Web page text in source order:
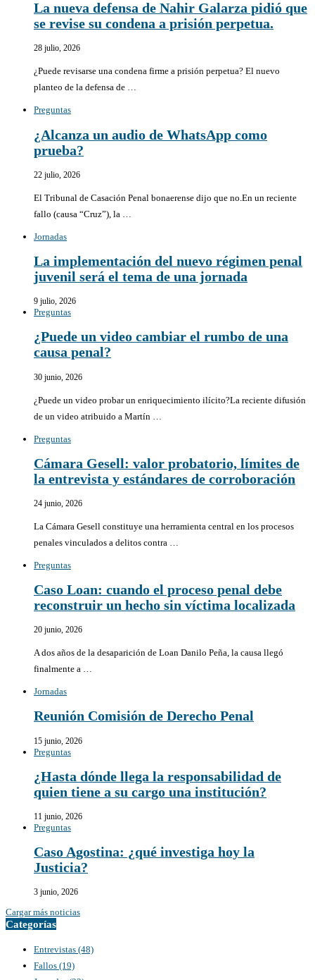
La nueva defensa de Nahir Galarza pidió que
se revise su condena a prisión perpetua.
28 julio, 2026
¿Puede revisarse una condena firme a prisión perpetua? El nuevo
planteo de la defensa de …
Preguntas
¿Alcanza un audio de WhatsApp como
prueba?
22 julio, 2026
El Tribunal de Casación Penal bonaerense dijo que no.En un reciente
fallo (causa “Cruz”), la …
Jornadas
La implementación del nuevo régimen penal
juvenil será el tema de una jornada
9 julio, 2026
Preguntas
¿Puede un video cambiar el rumbo de una
causa penal?
30 junio, 2026
¿Puede un video probar un enriquecimiento ilícito?La reciente difusión
de un video atribuido a Martín …
Preguntas
Cámara Gesell: valor probatorio, límites de
la entrevista y estándares de corroboración
24 junio, 2026
La Cámara Gesell constituye una herramienta central en los procesos
penales vinculados a delitos contra …
Preguntas
Caso Loan: cuando el proceso penal debe
reconstruir un hecho sin víctima localizada
20 junio, 2026
A dos años de la desaparición de Loan Danilo Peña, la causa llegó
finalmente a …
Jornadas
Reunión Comisión de Derecho Penal
15 junio, 2026
Preguntas
¿Hasta dónde llega la responsabilidad de
quien tiene a su cargo una institución?
11 junio, 2026
Preguntas
Caso Agostina: ¿qué investiga hoy la
Justicia?
3 junio, 2026
Cargar más noticias
Categorías
Entrevistas (48)
Fallos (19)